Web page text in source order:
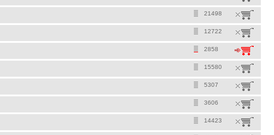
21498
12722
2858
15580
5307
3606
14423